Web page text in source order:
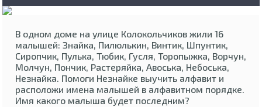
В одном доме на улице Колокольчиков жили 16
малышей: Знайка, Пилюлькин, Винтик, Шпунтик,
Сиропчик, Пулька, Тюбик, Гусля, Торопыжка, Ворчун,
Молчун, Пончик, Растеряйка, Авоська, Небоська,
Незнайка. Помоги Незнайке выучить алфавит и
расположи имена малышей в алфавитном порядке.
Имя какого малыша будет последним?